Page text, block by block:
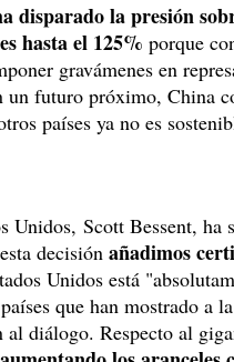
disparado la presión
hasta el 125% porque
gravámenes en
futuro próximo, China
países ya no es
Unidos, Scott Bessent, ha
decisión añadimos
Unidos está
que han mostrado a la
diálogo. Respecto al